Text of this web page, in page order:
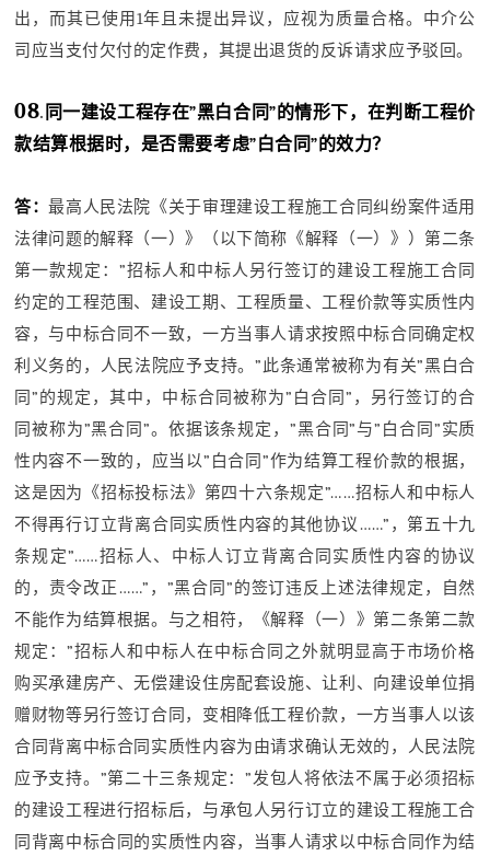
出，而其已使用1年且未提出异议，应视为质量合格。中介公
司应当支付欠付的定作费，其提出退货的反诉请求应予驳回。
08. 同一建设工程存在”黑白合同”的情形下，在判断工程价
款结算根据时，是否需要考虑”白合同”的效力？
答：最高人民法院《关于审理建设工程施工合同纠纷案件适用
法律问题的解释（一）》（以下简称《解释（一）》）第二条
第一款规定：”招标人和中标人另行签订的建设工程施工合同
约定的工程范围、建设工期、工程质量、工程价款等实质性内
容，与中标合同不一致，一方当事人请求按照中标合同确定权
利义务的，人民法院应予支持。”此条通常被称为有关”黑白合
同”的规定，其中，中标合同被称为”白合同”，另行签订的合
同被称为”黑合同”。依据该条规定，”黑合同”与”白合同”实质
性内容不一致的，应当以”白合同”作为结算工程价款的根据，
这是因为《招标投标法》第四十六条规定”……招标人和中标人
不得再行订立背离合同实质性内容的其他协议……”，第五十九
条规定”……招标人、中标人订立背离合同实质性内容的协议
的，责令改正……”，”黑合同”的签订违反上述法律规定，自然
不能作为结算根据。与之相符，《解释（一）》第二条第二款
规定：”招标人和中标人在中标合同之外就明显高于市场价格
购买承建房产、无偿建设住房配套设施、让利、向建设单位捐
赠财物等另行签订合同，变相降低工程价款，一方当事人以该
合同背离中标合同实质性内容为由请求确认无效的，人民法院
应予支持。”第二十三条规定：”发包人将依法不属于必须招标
的建设工程进行招标后，与承包人另行订立的建设工程施工合
同背离中标合同的实质性内容，当事人请求以中标合同作为结